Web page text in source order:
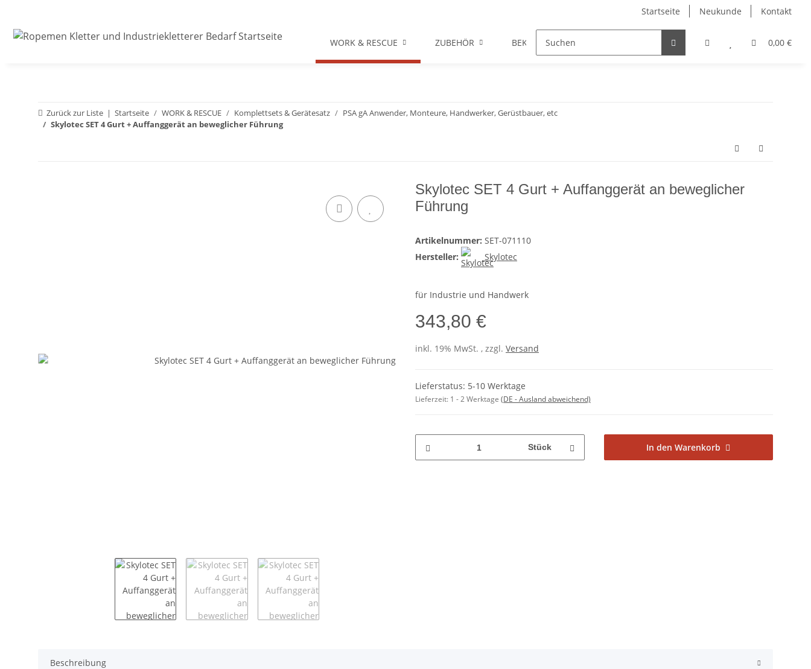
Startseite Neukunde Kontakt
0,00 €
WORK & RESCUE ZUBEHÖR BEKLEIDUNG
Zurück zur Liste Startseite WORK & RESCUE Komplettsets & Gerätesatz
PSA gA Anwender, Monteure, Handwerker, Gerüstbauer, etc
Skylotec SET 4 Gurt + Auffanggerät an beweglicher Führung
Skylotec SET 4 Gurt + Auffanggerät an beweglicher
Führung
Artikelnummer: SET-071110
Hersteller:
Skylotec
für Industrie und Handwerk
343,80 €
inkl. 19% MwSt. , zzgl. Versand
Lieferstatus: 5-10 Werktage
Lieferzeit: 1 - 2 Werktage (DE - Ausland abweichend)
Stück In den Warenkorb
Beschreibung